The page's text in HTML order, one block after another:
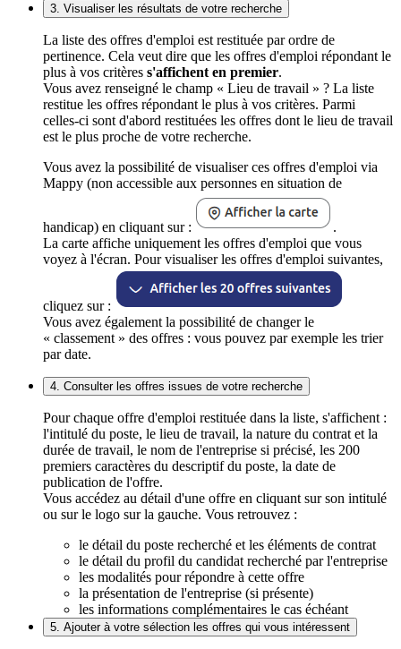
3. Visualiser les résultats de votre recherche
La liste des offres d'emploi est restituée par ordre de
pertinence. Cela veut dire que les offres d'emploi répondant le
plus à vos critères s'affichent en premier.
Vous avez renseigné le champ « Lieu de travail » ? La liste
restitue les offres répondant le plus à vos critères. Parmi
celles-ci sont d'abord restituées les offres dont le lieu de travail
est le plus proche de votre recherche.
Vous avez la possibilité de visualiser ces offres d'emploi via
Mappy (non accessible aux personnes en situation de
handicap) en cliquant sur :
.
La carte affiche uniquement les offres d'emploi que vous
voyez à l'écran. Pour visualiser les offres d'emploi suivantes,
cliquez sur :
Vous avez également la possibilité de changer le
« classement » des offres : vous pouvez par exemple les trier
par date.
4. Consulter les offres issues de votre recherche
Pour chaque offre d'emploi restituée dans la liste, s'affichent :
l'intitulé du poste, le lieu de travail, la nature du contrat et la
durée de travail, le nom de l'entreprise si précisé, les 200
premiers caractères du descriptif du poste, la date de
publication de l'offre.
Vous accédez au détail d'une offre en cliquant sur son intitulé
ou sur le logo sur la gauche. Vous retrouvez :
le détail du poste recherché et les éléments de contrat
le détail du profil du candidat recherché par l'entreprise
les modalités pour répondre à cette offre
la présentation de l'entreprise (si présente)
les informations complémentaires le cas échéant
5. Ajouter à votre sélection les offres qui vous intéressent